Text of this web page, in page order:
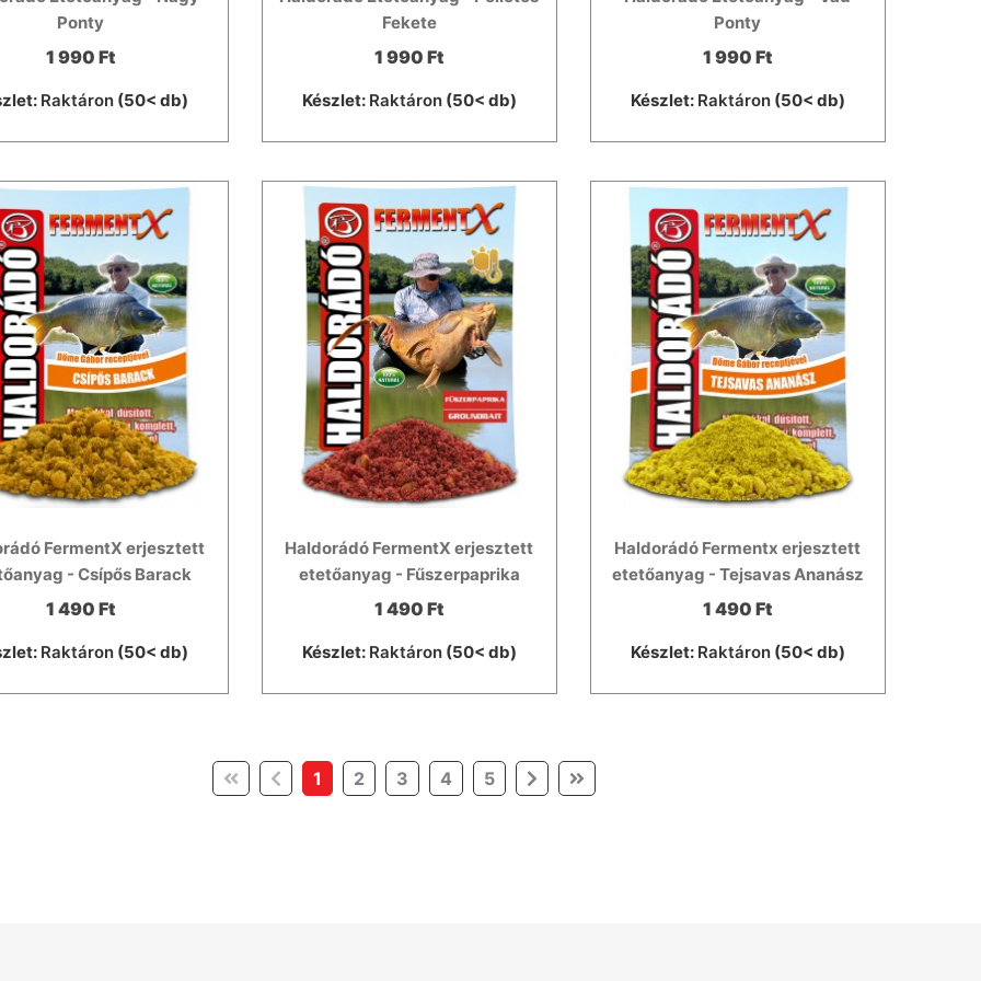
Ponty
1 990 Ft
Raktáron(50< db)
Fekete
1 990 Ft
Készlet: Raktáron(50< db)
Ponty
1 990 Ft
Készlet: Raktáron(50< db)
FermentX erjesztett
- Csípős Barack
1 490 Ft
Raktáron(50< db)
Haldorádó FermentX erjesztett
etetőanyag - Fűszerpaprika
1 490 Ft
Készlet: Raktáron(50< db)
Haldorádó Fermentx erjesztett
etetőanyag - Tejsavas Ananász
1 490 Ft
Készlet: Raktáron(50< db)
1 (current)
2 3 4 5